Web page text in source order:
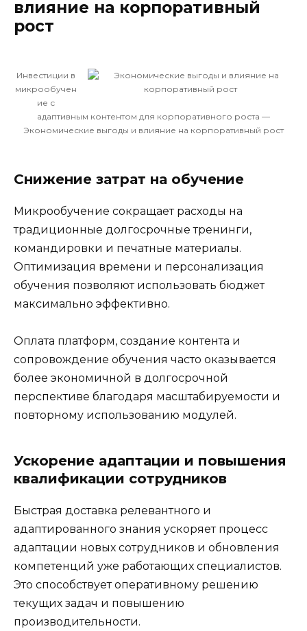
влияние на корпоративный
рост
Инвестиции в
микрообучен
ие с
адаптивным контентом для корпоративного роста —
Экономические выгоды и влияние на корпоративный рост
Снижение затрат на обучение
Микрообучение сокращает расходы на
традиционные долгосрочные тренинги,
командировки и печатные материалы.
Оптимизация времени и персонализация
обучения позволяют использовать бюджет
максимально эффективно.
Оплата платформ, создание контента и
сопровождение обучения часто оказывается
более экономичной в долгосрочной
перспективе благодаря масштабируемости и
повторному использованию модулей.
Ускорение адаптации и повышения
квалификации сотрудников
Быстрая доставка релевантного и
адаптированного знания ускоряет процесс
адаптации новых сотрудников и обновления
компетенций уже работающих специалистов.
Это способствует оперативному решению
текущих задач и повышению
производительности.